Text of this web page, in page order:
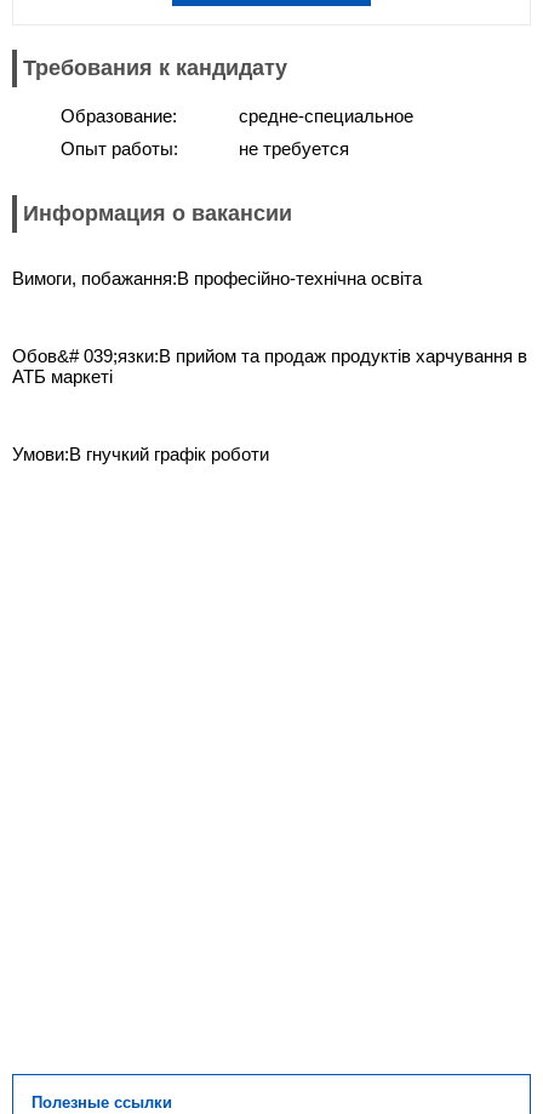
Требования к кандидату
Образование:
Опыт работы:
средне-специальное
не требуется
Информация о вакансии
Вимоги, побажання:В професійно-технічна освіта
Обов&# 039;язки:В прийом та продаж продуктів харчування в
АТБ маркеті
Умови:В гнучкий графік роботи
Полезные ссылки